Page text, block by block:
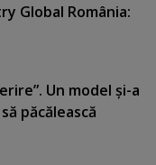
Global România:
Un model şi-a
păcălească